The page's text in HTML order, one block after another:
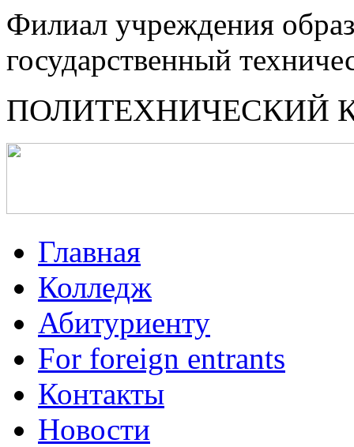
Филиал учреждения
государственный
ПОЛИТЕХНИЧЕСКИЙ
Главная
Колледж
Абитуриенту
For foreign entrants
Контакты
Новости